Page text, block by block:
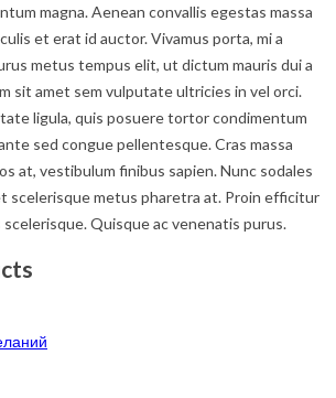
magna. Aenean convallis egestas massa
et erat id auctor. Vivamus porta, mi a
metus tempus elit, ut dictum mauris dui a
sit amet sem vulputate ultricies in vel orci.
ligula, quis posuere tortor condimentum
sed congue pellentesque. Cras massa
at, vestibulum finibus sapien. Nunc sodales
scelerisque metus pharetra at. Proin efficitur
Quisque ac venenatis purus.